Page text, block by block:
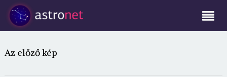
Az előző kép